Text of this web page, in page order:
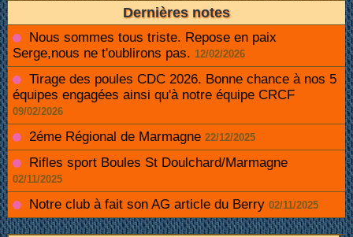
Dernières notes
Nous sommes tous triste. Repose en paix
Serge,nous ne t'oublirons pas. 12/02/2026
Tirage des poules CDC 2026. Bonne chance à nos 5
équipes engagées ainsi qu'à notre équipe CRCF
09/02/2026
2éme Régional de Marmagne 22/12/2025
Rifles sport Boules St Doulchard/Marmagne
02/11/2025
Notre club à fait son AG article du Berry 02/11/2025